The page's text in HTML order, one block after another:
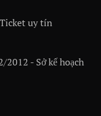
uy tín
2012 - Sở kế hoạch